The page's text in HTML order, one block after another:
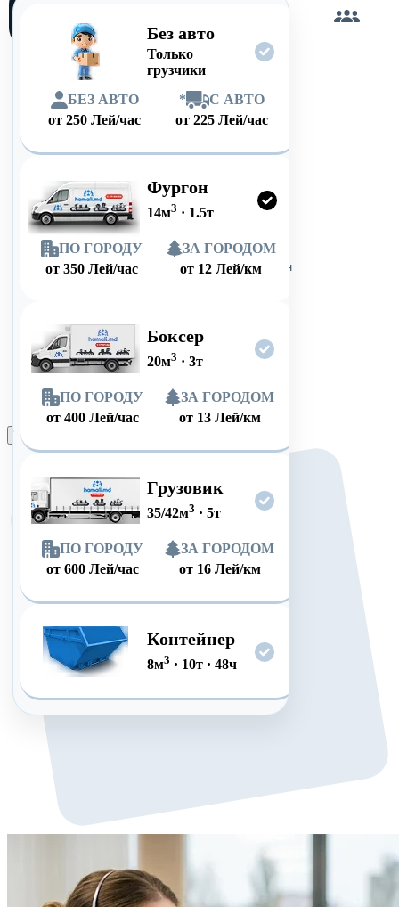
Без авто
Только
грузчики
БЕЗ АВТО
от250 Лей/час
*
С АВТО
от 225 Лей/час
Фургон
14м3 · 1.5т
ПО ГОРОДУ
от 350 Лей/час
ЗА ГОРОДОМ
от 12 Лей/км
Боксер
20м3 · 3т
ПО ГОРОДУ
от 400 Лей/час
ЗА ГОРОДОМ
от 13 Лей/км
Грузовик
35/42м3 · 5т
ПО ГОРОДУ
от 600 Лей/час
ЗА ГОРОДОМ
от 16 Лей/км
Контейнер
8м3 · 10т· 48ч
Оформить заказ